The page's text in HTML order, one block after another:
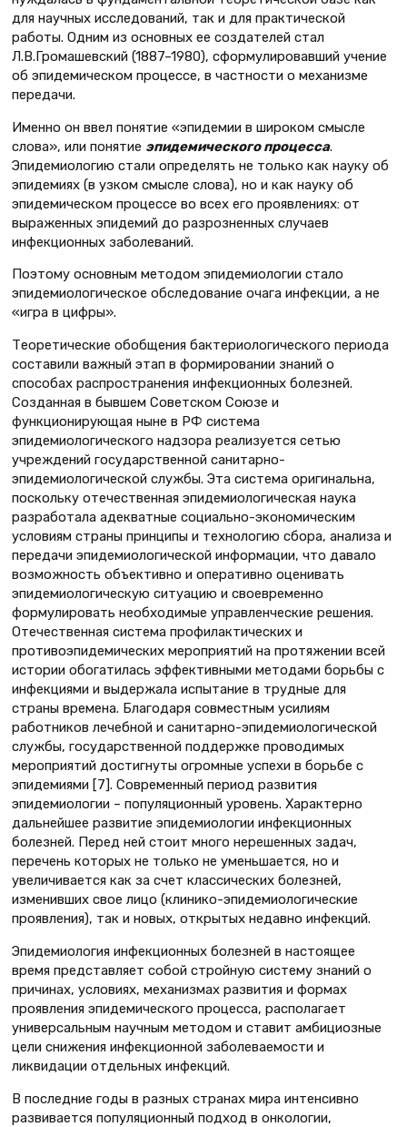
для научных исследований, так и для практической
работы. Одним из основных ее создателей стал
Л.В.Громашевский (1887–1980), сформулировавший учение
об эпидемическом процессе, в частности о механизме
передачи.
Именно он ввел понятие «эпидемии в широком смысле
слова», или понятие эпидемического процесса.
Эпидемиологию стали определять не только как науку об
эпидемиях (в узком смысле слова), но и как науку об
эпидемическом процессе во всех его проявлениях: от
выраженных эпидемий до разрозненных случаев
инфекционных заболеваний.
Поэтому основным методом эпидемиологии стало
эпидемиологическое обследование очага инфекции, а не
«игра в цифры».
Теоретические обобщения бактериологического периода
составили важный этап в формировании знаний о
способах распространения инфекционных болезней.
Созданная в бывшем Советском Союзе и
функционирующая ныне в РФ система
эпидемиологического надзора реализуется сетью
учреждений государственной санитарно-
эпидемиологической службы. Эта система оригинальна,
поскольку отечественная эпидемиологическая наука
разработала адекватные социально-экономическим
условиям страны принципы и технологию сбора, анализа и
передачи эпидемиологической информации, что давало
возможность объективно и оперативно оценивать
эпидемиологическую ситуацию и своевременно
формулировать необходимые управленческие решения.
Отечественная система профилактических и
противоэпидемических мероприятий на протяжении всей
истории обогатилась эффективными методами борьбы с
инфекциями и выдержала испытание в трудные для
страны времена. Благодаря совместным усилиям
работников лечебной и санитарно-эпидемиологической
службы, государственной поддержке проводимых
мероприятий достигнуты огромные успехи в борьбе с
эпидемиями [7]. Современный период развития
эпидемиологии – популяционный уровень. Характерно
дальнейшее развитие эпидемиологии инфекционных
болезней. Перед ней стоит много нерешенных задач,
перечень которых не только не уменьшается, но и
увеличивается как за счет классических болезней,
изменивших свое лицо (клинико-эпидемиологические
проявления), так и новых, открытых недавно инфекций.
Эпидемиология инфекционных болезней в настоящее
время представляет собой стройную систему знаний о
причинах, условиях, механизмах развития и формах
проявления эпидемического процесса, располагает
универсальным научным методом и ставит амбициозные
цели снижения инфекционной заболеваемости и
ликвидации отдельных инфекций.
В последние годы в разных странах мира интенсивно
развивается популяционный подход в онкологии,